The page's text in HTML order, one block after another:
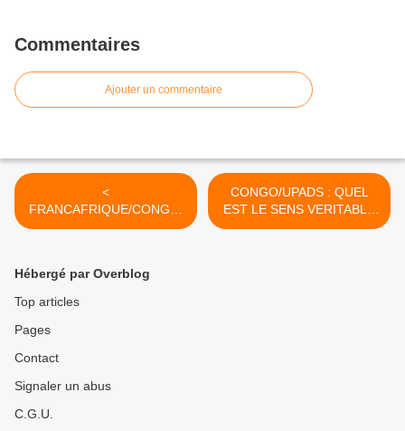
Commentaires
Ajouter un commentaire
<
FRANCAFRIQUE/CONGO/
GABON : POUR
POUR RECEL CONTRE
SASSOU ET BONGO
CONGO/UPADS : QUEL
EST LE SENS VERITABLE
DE LA RENCONTRE
Hébergé par Overblog
Top articles
Pages
Contact
Signaler un abus
C.G.U.